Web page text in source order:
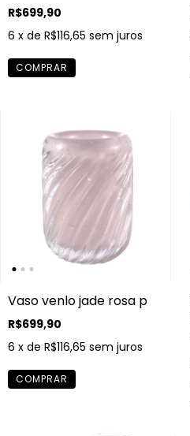
R$699,90
6 x de R$116,65 sem juros
Vaso venlo jade rosa p
R$699,90
6 x de R$116,65 sem juros